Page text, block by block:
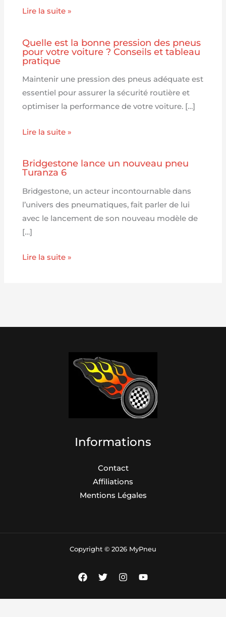
Lire la suite »
Quelle est la bonne pression des pneus
pour votre voiture ? Conseils et tableau
pratique
Maintenir une pression des pneus adéquate est
essentiel pour assurer la sécurité routière et
optimiser la performance de votre voiture. […]
Lire la suite »
Bridgestone lance un nouveau pneu
Turanza 6
Bridgestone, un acteur incontournable dans
l’univers des pneumatiques, fait parler de lui
avec le lancement de son nouveau modèle de
[…]
Lire la suite »
Informations
Contact
Affiliations
Mentions Légales
Copyright © 2026 MyPneu